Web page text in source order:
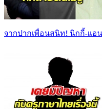
จากปากเพื่อนสนิท! นิกกี้-แอ